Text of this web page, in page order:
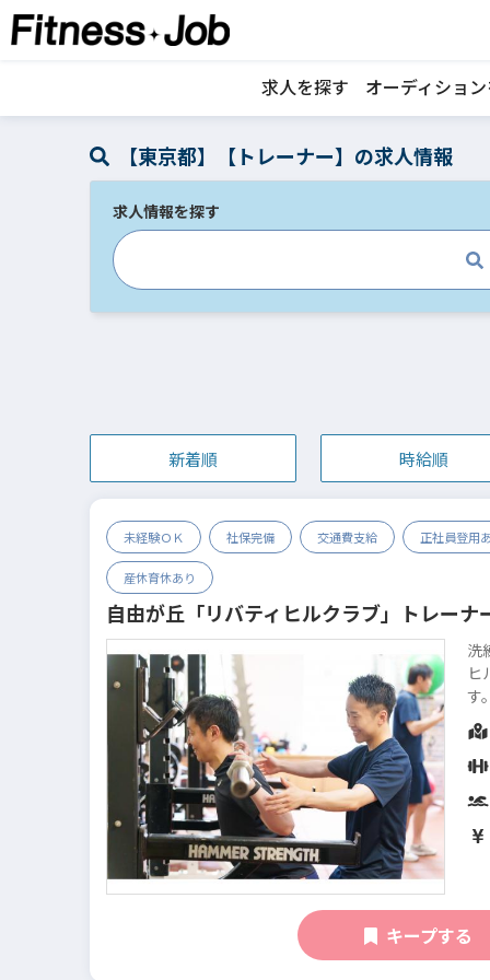
求人を探す オーディショ
【東京都】【トレーナー】の求人情報
求人情報を探す
新着順 時給順
未経験ＯＫ 社保完備 交通費支給 正社員登用
産休育休あり
自由が丘「リバティヒルクラブ」トレー
洗
ヒ
す
応募くだ
フ
キープする